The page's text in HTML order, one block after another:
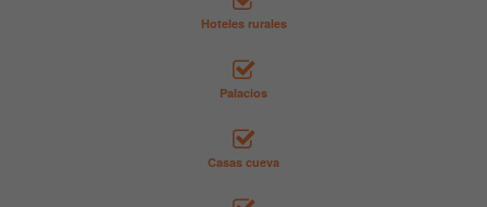
Hoteles rurales
Palacios
Casas cueva